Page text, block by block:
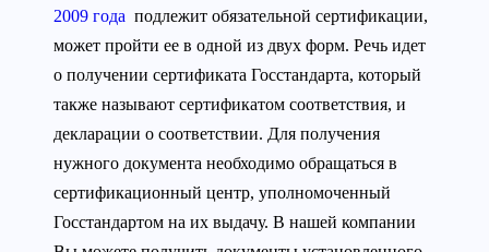
2009 года подлежит обязательной сертификации,
может пройти ее в одной из двух форм. Речь идет
о получении сертификата Госстандарта, который
также называют сертификатом соответствия, и
декларации о соответствии. Для получения
нужного документа необходимо обращаться в
сертификационный центр, уполномоченный
Госстандартом на их выдачу. В нашей компании